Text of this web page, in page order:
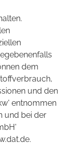
dem
und den
entnommen
und bei der